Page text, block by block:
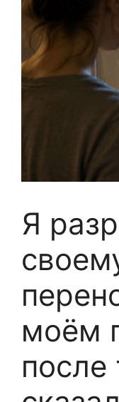
Я
моём
после